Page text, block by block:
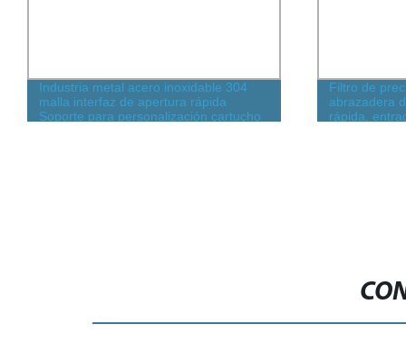
Industria metal acero inoxidable 304
malla interfaz de apertura rápida
Soporte para personalización cartucho
Filtro de
abrazadera
rápida,